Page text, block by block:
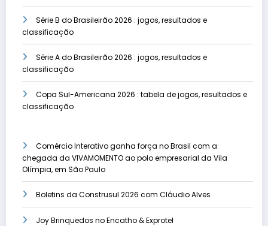
Série B do Brasileirão 2026 : jogos, resultados e
classificação
Série A do Brasileirão 2026 : jogos, resultados e
classificação
Copa Sul-Americana 2026 : tabela de jogos, resultados e
classificação
Comércio Interativo ganha força no Brasil com a
chegada da VIVAMOMENTO ao polo empresarial da Vila
Olímpia, em São Paulo
Boletins da Construsul 2026 com Cláudio Alves
Joy Brinquedos no Encatho & Exprotel